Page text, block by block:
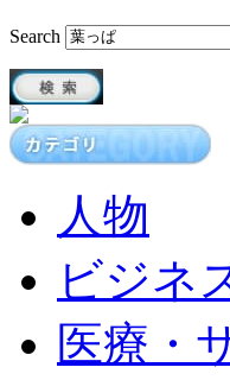
Search
人物
ビジネ
医療・